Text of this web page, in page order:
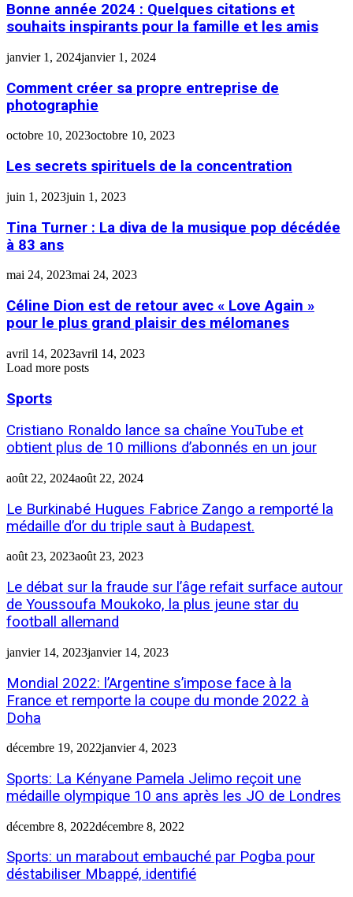
Bonne année 2024 : Quelques citations et
souhaits inspirants pour la famille et les amis
janvier 1, 2024janvier 1, 2024
Comment créer sa propre entreprise de
photographie
octobre 10, 2023octobre 10, 2023
Les secrets spirituels de la concentration
juin 1, 2023juin 1, 2023
Tina Turner : La diva de la musique pop décédée
à 83 ans
mai 24, 2023mai 24, 2023
Céline Dion est de retour avec « Love Again »
pour le plus grand plaisir des mélomanes
avril 14, 2023avril 14, 2023
Load more posts
Sports
Cristiano Ronaldo lance sa chaîne YouTube et
obtient plus de 10 millions d’abonnés en un jour
août 22, 2024août 22, 2024
Le Burkinabé Hugues Fabrice Zango a remporté la
médaille d’or du triple saut à Budapest.
août 23, 2023août 23, 2023
Le débat sur la fraude sur l’âge refait surface autour
de Youssoufa Moukoko, la plus jeune star du
football allemand
janvier 14, 2023janvier 14, 2023
Mondial 2022: l’Argentine s’impose face à la
France et remporte la coupe du monde 2022 à
Doha
décembre 19, 2022janvier 4, 2023
Sports: La Kényane Pamela Jelimo reçoit une
médaille olympique 10 ans après les JO de Londres
décembre 8, 2022décembre 8, 2022
Sports: un marabout embauché par Pogba pour
déstabiliser Mbappé, identifié